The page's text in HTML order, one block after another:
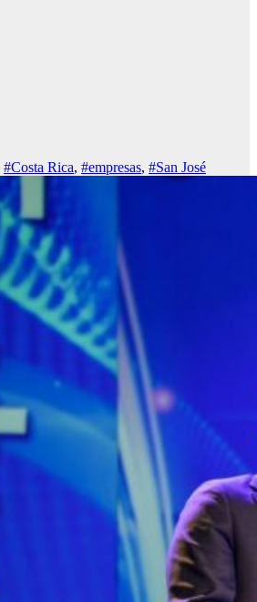
#Costa Rica, #empresas, #San José